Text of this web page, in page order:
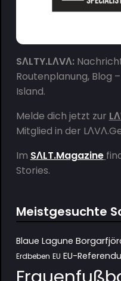
SΛLTY.LΛVΛ:
Routenplanung, Blog
Island.
Melde dich jetzt zur
Mitglied in der
Im SΛLT.Magazine
Stories.
Meistgesuchte
Blaue Lagune
Erdbeben EU EU-